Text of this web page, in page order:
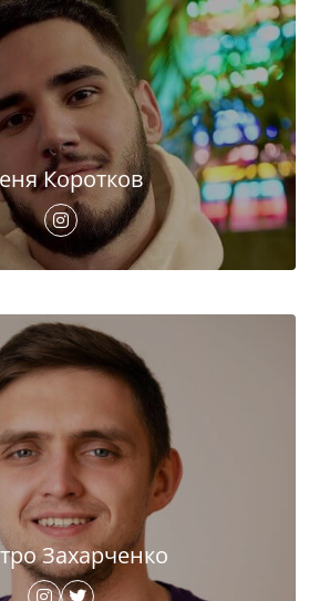
Коротков
Захарченко